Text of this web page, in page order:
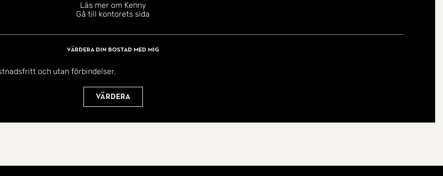
Läs mer om Kenny
Gå till kontorets sida
Värdera din bostad med mig
och utan förbindelser.
Värdera